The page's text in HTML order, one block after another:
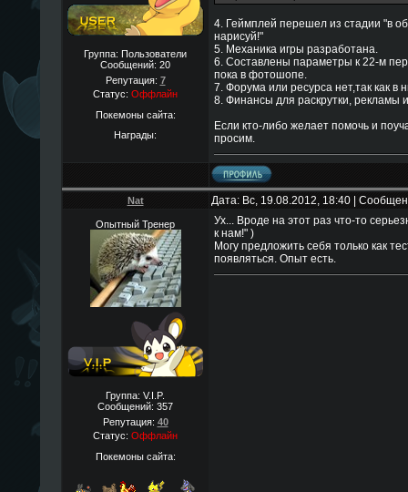
Группа: Пользователи
Сообщений: 20
Репутация: 7
Статус: Оффлайн
Покемоны сайта:
Награды:
4. Геймплей перешел из стадии "в
нарисуй!"
5. Механика игры разработана.
6. Составлены параметры к 22-м
пока в фотошопе.
7. Форума или ресурса нет,так как в
8. Финансы для раскрутки, рекламы
Если кто-либо желает помочь и
просим.
Nat Дата: Вс, 19.08.2012, 18:40 |
Опытный Тренер
Группа: V.I.P.
Сообщений: 357
Репутация: 40
Статус: Оффлайн
Покемоны сайта:
Ух... Вроде на этот раз что-то
к нам!" )
Могу предложить себя только как
появляться. Опыт есть.